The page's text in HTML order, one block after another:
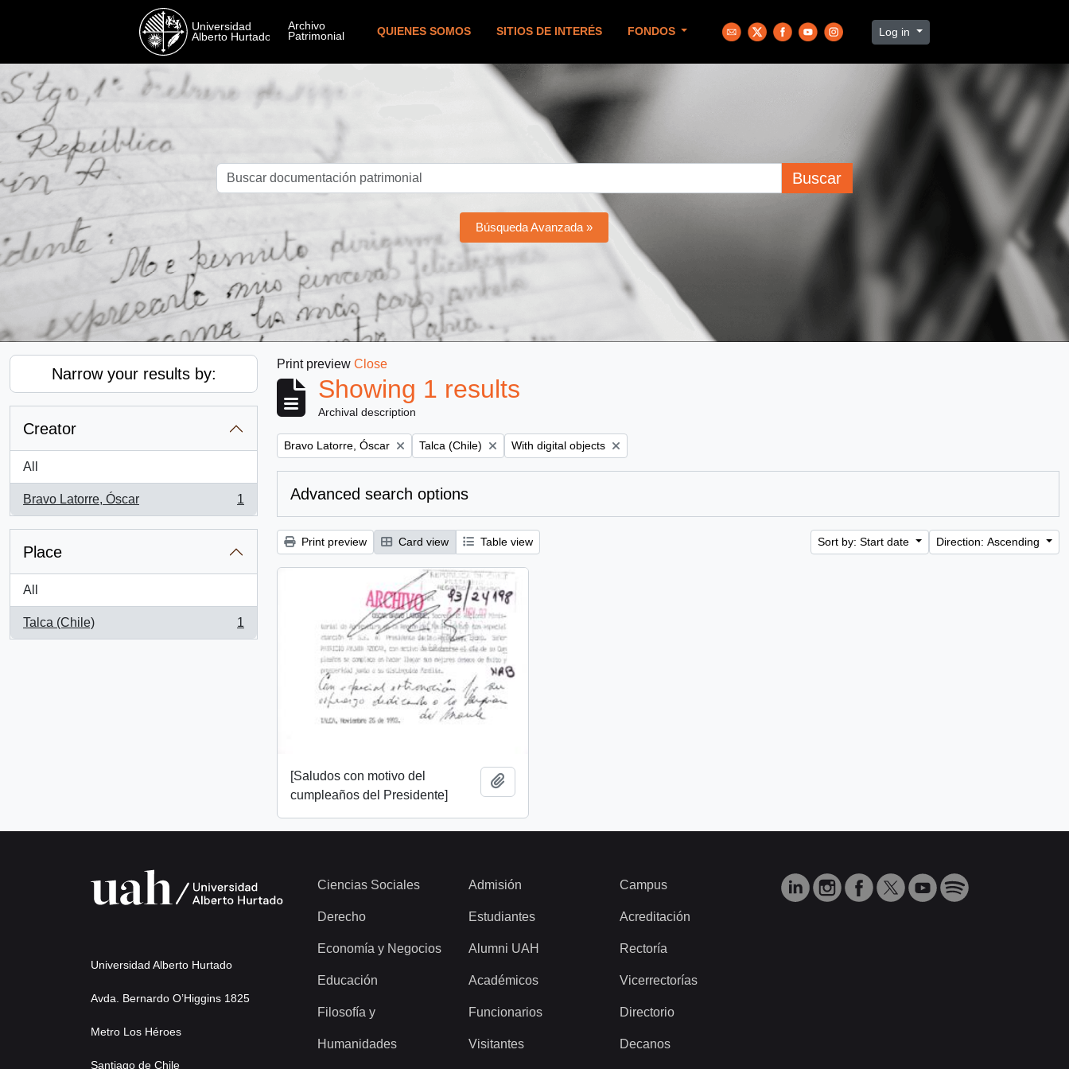
QUIENES SOMOS SITIOS DE INTERÉS FONDOS Log in
Buscar
Búsqueda Avanzada »
Narrow your results by:
Creator
All
Bravo Latorre, Óscar
, 1 results
1
Place
All
Talca (Chile)
, 1 results
1
Print preview Close
Showing 1 results
Archival description
Remove filter:
Bravo Latorre, Óscar Remove filter:
Talca (Chile) Remove filter:
With digital objects
Advanced search options
Print preview Card view Table view Sort by: Start date Direction: Ascending
[Saludos con motivo del
cumpleaños del Presidente]
Universidad Alberto Hurtado
Avda. Bernardo O’Higgins 1825
Metro Los Héroes
Santiago de Chile
Ciencias Sociales
Derecho
Economía y Negocios
Educación
Filosofía y
Humanidades
Admisión
Estudiantes
Alumni UAH
Académicos
Funcionarios
Visitantes
Campus
Acreditación
Rectoría
Vicerrectorías
Directorio
Decanos